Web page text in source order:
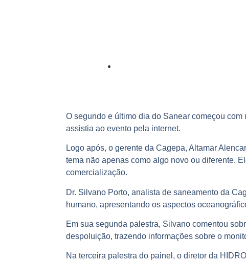
O segundo e último dia do Sanear começou
assistia ao evento pela internet.
Logo após, o gerente da Cagepa, Altamar
tema não apenas como algo novo ou diferente.
comercialização.
Dr. Silvano Porto, analista de saneamento da
humano, apresentando os aspectos
Em sua segunda palestra, Silvano comentou
despoluição, trazendo informações sobre o
Na terceira palestra do painel, o diretor da